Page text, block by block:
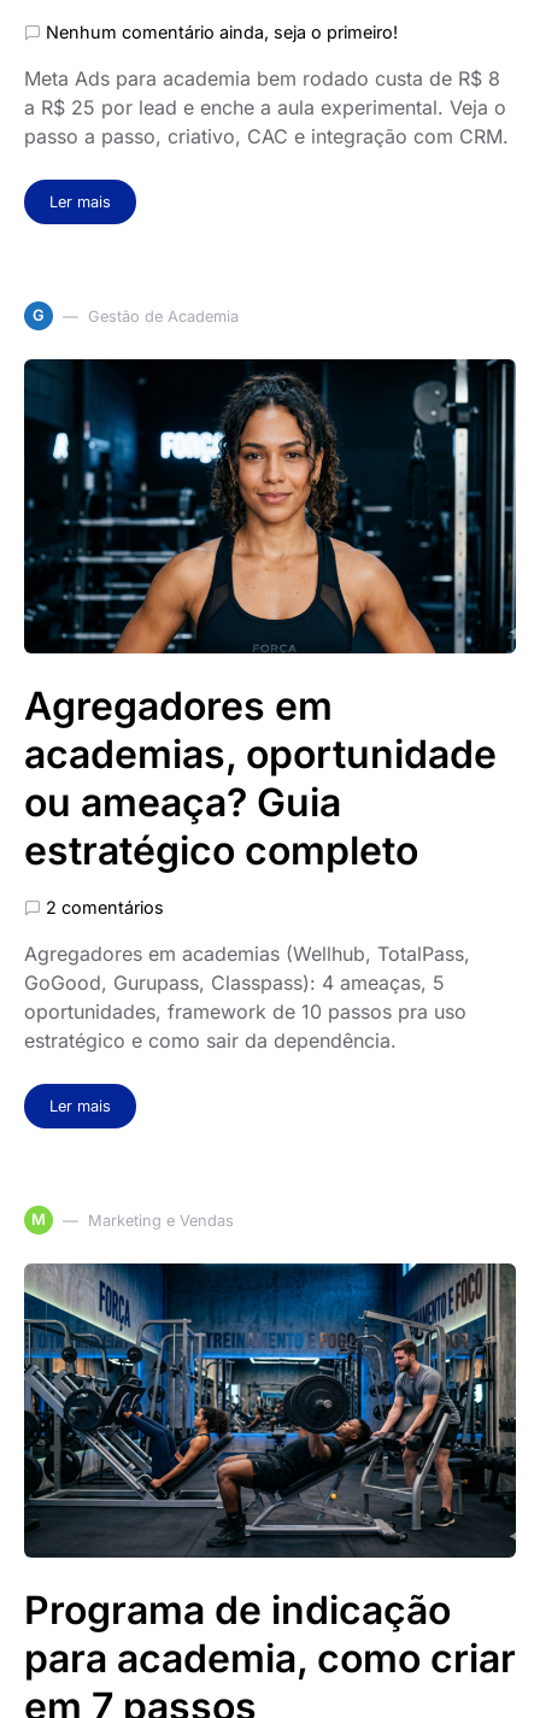
Nenhum comentário ainda, seja o primeiro!
Meta Ads para academia bem rodado custa de R$ 8
a R$ 25 por lead e enche a aula experimental. Veja o
passo a passo, criativo, CAC e integração com CRM.
Ler mais
G Gestão de Academia
Agregadores em
academias, oportunidade
ou ameaça? Guia
estratégico completo
2 comentários
Agregadores em academias (Wellhub, TotalPass,
GoGood, Gurupass, Classpass): 4 ameaças, 5
oportunidades, framework de 10 passos pra uso
estratégico e como sair da dependência.
Ler mais
M Marketing e Vendas
Programa de indicação
para academia, como criar
em 7 passos